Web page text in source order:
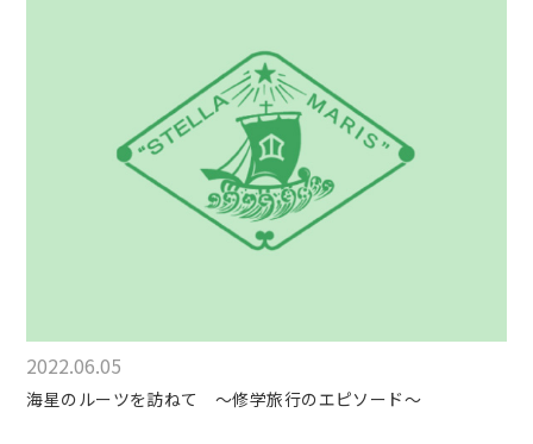
2022.06.05
海星のルーツを訪ねて ～修学旅行のエピソード～